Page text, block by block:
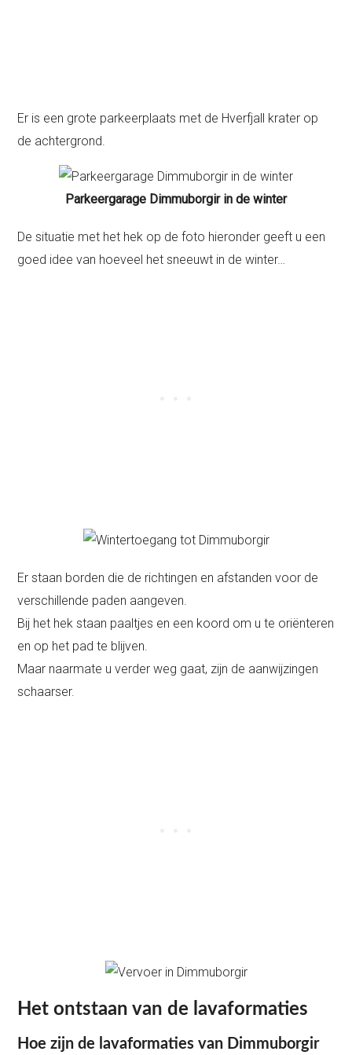
Er is een grote parkeerplaats met de Hverfjall krater op
de achtergrond.
Parkeergarage Dimmuborgir in de winter
De situatie met het hek op de foto hieronder geeft u een
goed idee van hoeveel het sneeuwt in de winter…
Er staan borden die de richtingen en afstanden voor de
verschillende paden aangeven.
Bij het hek staan paaltjes en een koord om u te oriënteren
en op het pad te blijven.
Maar naarmate u verder weg gaat, zijn de aanwijzingen
schaarser.
Het ontstaan van de lavaformaties
Hoe zijn de lavaformaties van Dimmuborgir